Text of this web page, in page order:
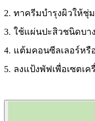
2. ทาครีมบำรุงผิวให้ชุ่
3. ใช้แผ่นปะสิวชนิดบา
4. แต้มคอนซีลเลอร์หรื
5. ลงแป้งพัฟเพื่อเซตเค